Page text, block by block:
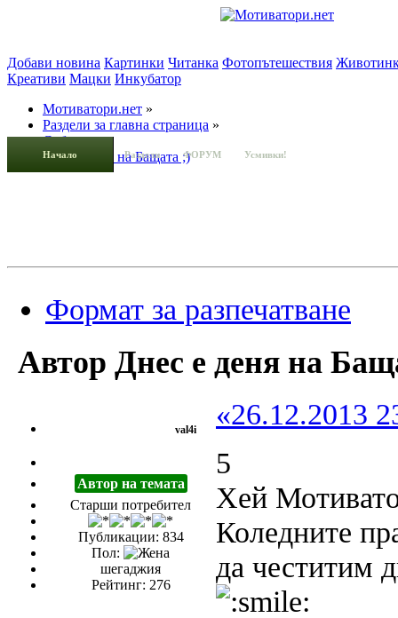
Начало Раздели ФОРУМ Усмивки!
Добави новина Картинки Читанка Фотопътешествия
Креативи Мацки Инкубатор
Мотиватори.нет »
Раздели за главна страница »
Събития»
Днес е деня на Бащата ;)
Формат за разпечатване
Автор Днес е деня на
val4i
Автор на темата
Старши потребител
Публикации: 834
Пол:
шегаджия
Рейтинг: 276
«26.12.2013
5
Хей
Коледните
да честитим